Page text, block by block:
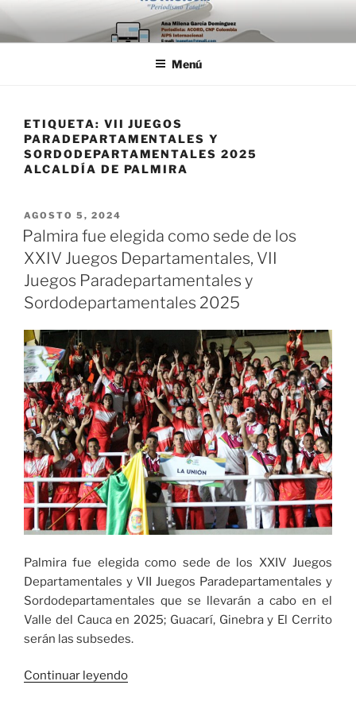
Saltar
al
contenido
Menú
ETIQUETA: VII JUEGOS
PARADEPARTAMENTALES Y
SORDODEPARTAMENTALES 2025
ALCALDÍA DE PALMIRA
PUBLICADO
EL
AGOSTO 5, 2024
Palmira fue elegida como sede de los
XXIV Juegos Departamentales, VII
Juegos Paradepartamentales y
Sordodepartamentales 2025
Palmira fue elegida como sede de los XXIV Juegos
Departamentales y VII Juegos Paradepartamentales y
Sordodepartamentales que se llevarán a cabo en el
Valle del Cauca en 2025; Guacarí, Ginebra y El Cerrito
serán las subsedes.
Continuar leyendo«Palmira